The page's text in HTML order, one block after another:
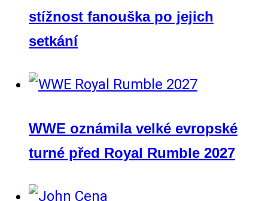
stížnost fanouška po jejich
setkání
WWE oznámila velké evropské
turné před Royal Rumble 2027